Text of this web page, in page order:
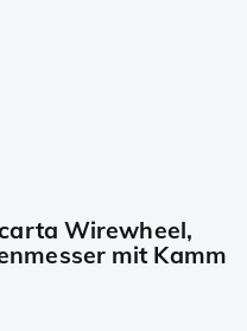
Wirewheel,
mit Kamm